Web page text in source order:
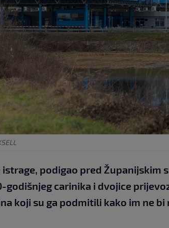
podigao pred Županijskim
carinika i dvojice
koji su ga podmitili kako im ne